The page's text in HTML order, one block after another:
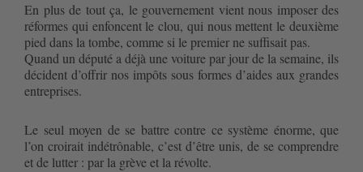
En plus de tout ça, le gouvernement vient nous imposer des
réformes qui enfoncent le clou, qui nous mettent le deuxième
pied dans la tombe, comme si le premier ne suffisait pas.
Quand un député a déjà une voiture par jour de la semaine, ils
décident d’offrir nos impôts sous formes d’aides aux grandes
entreprises.
Le seul moyen de se battre contre ce système énorme, que
l’on croirait indétrônable, c’est d’être unis, de se comprendre
et de lutter : par la grève et la révolte.